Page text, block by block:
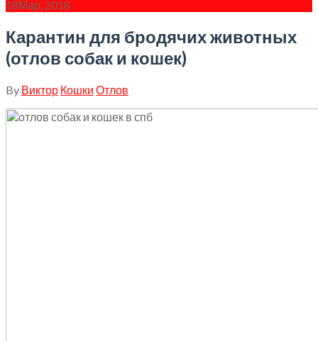
18Мар, 2018
Карантин для бродячих животных
(отлов собак и кошек)
By Виктор Кошки Отлов